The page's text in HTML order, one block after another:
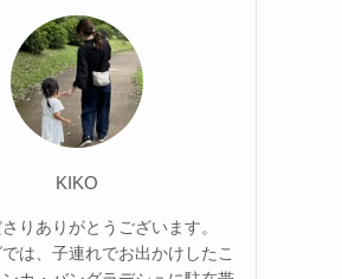
KIKO
りありがとうございます。
は、子連れでお出かけしたこ